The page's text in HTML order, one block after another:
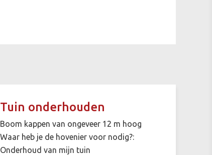
Tuin onderhouden
Boom kappen van ongeveer 12 m hoog
Waar heb je de hovenier voor nodig?:
Onderhoud van mijn tuin